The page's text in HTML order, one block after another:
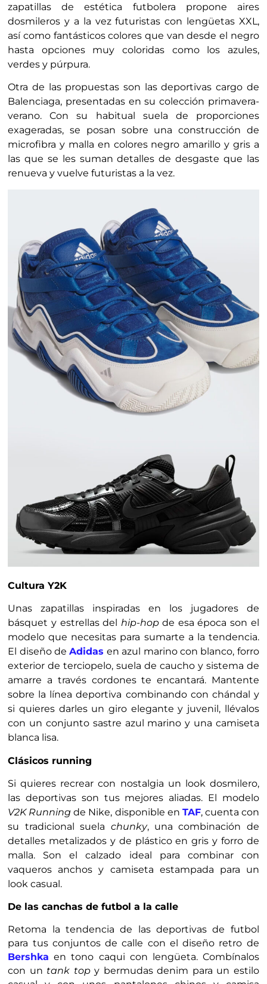
zapatillas de estética futbolera propone aires
dosmileros y a la vez futuristas con lengüetas XXL,
así como fantásticos colores que van desde el negro
hasta opciones muy coloridas como los azules,
verdes y púrpura.
Otra de las propuestas son las deportivas cargo de
Balenciaga, presentadas en su colección primavera-
verano. Con su habitual suela de proporciones
exageradas, se posan sobre una construcción de
microfibra y malla en colores negro amarillo y gris a
las que se les suman detalles de desgaste que las
renueva y vuelve futuristas a la vez.
Cultura Y2K
Unas zapatillas inspiradas en los jugadores de
básquet y estrellas del hip-hopde esa época son el
modelo que necesitas para sumarte a la tendencia.
El diseño deAdidas en azul marino con blanco, forro
exterior de terciopelo, suela de caucho y sistema de
amarre a través cordones te encantará. Mantente
sobre la línea deportiva combinando con chándal y
si quieres darles un giro elegante y juvenil, llévalos
con un conjunto sastre azul marino y una camiseta
blanca lisa.
Clásicos running
Si quieres recrear con nostalgia un look dosmilero,
las deportivas son tus mejores aliadas. El modelo
V2K Running de Nike, disponible en TAF, cuenta con
su tradicional suela chunky, una combinación de
detalles metalizados y de plástico en gris y forro de
malla. Son el calzado ideal para combinar con
vaqueros anchos y camiseta estampada para un
look casual.
De las canchas de futbol a la calle
Retoma la tendencia de las deportivas de futbol
para tus conjuntos de calle con el diseño retro de
Bershka en tono caqui con lengüeta. Combínalos
con un tank topy bermudas denim para un estilo